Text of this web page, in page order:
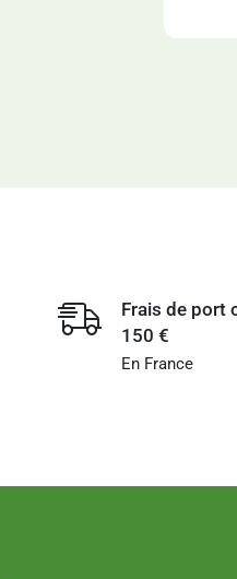
Frais de port
150 €
En France